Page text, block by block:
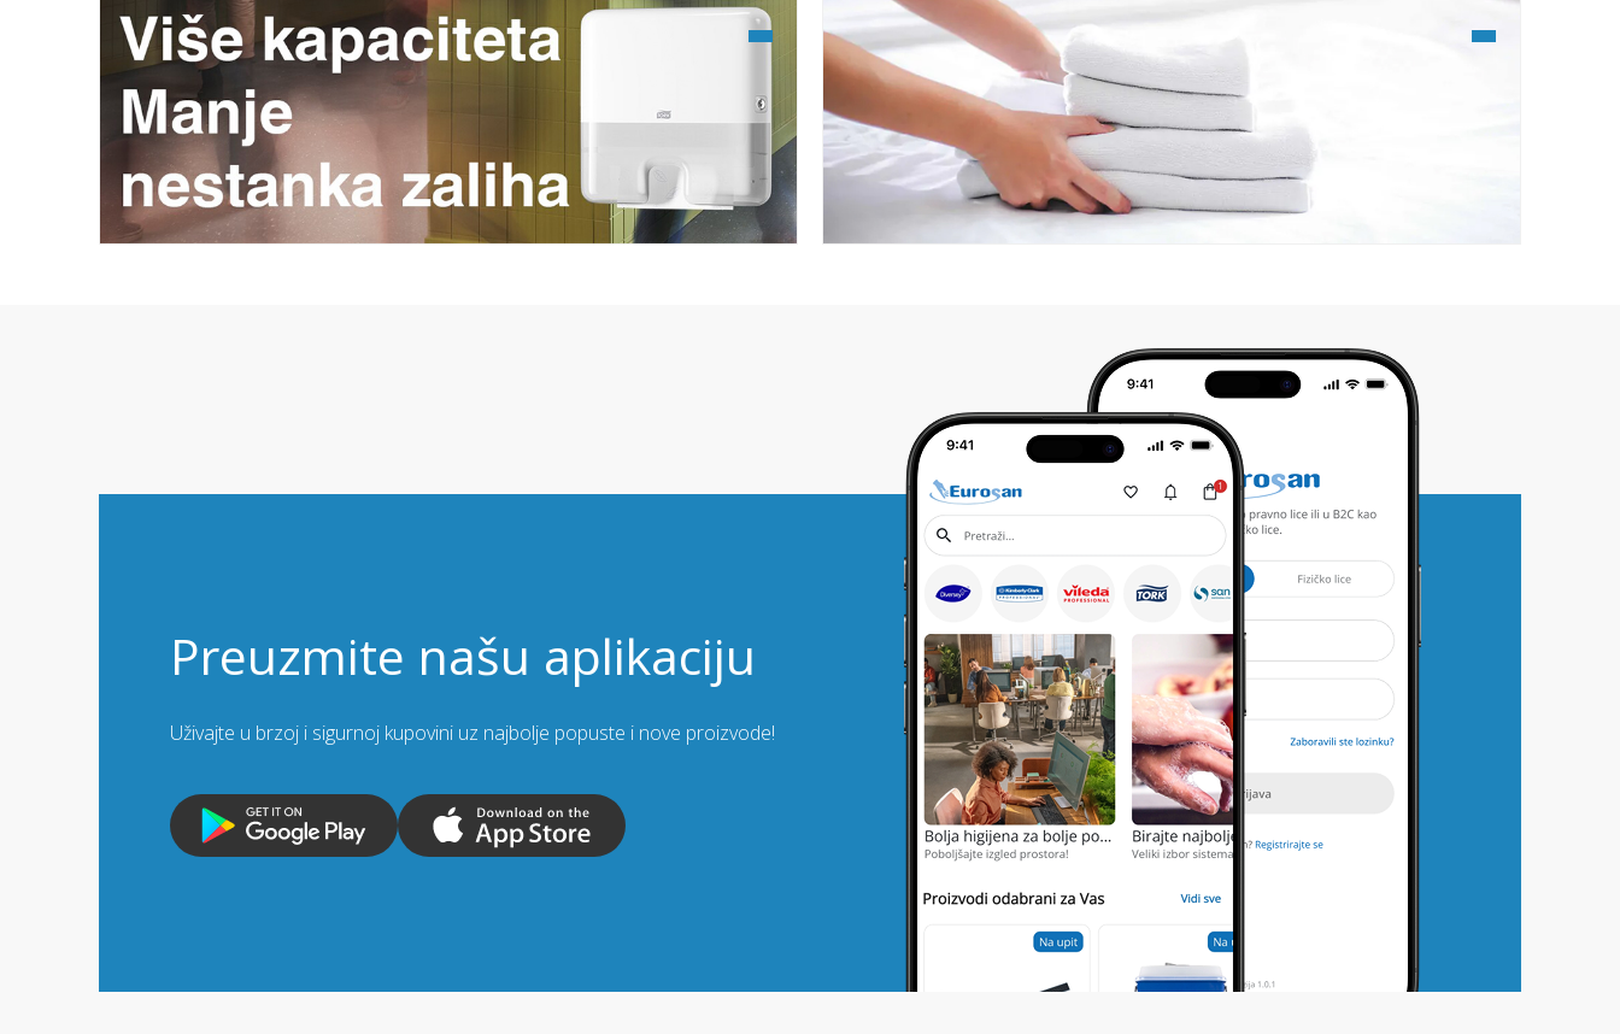
Preuzmite našu aplikaciju
Uživajte u brzoj i sigurnoj kupovini uz najbolje popuste i nove proizvode!